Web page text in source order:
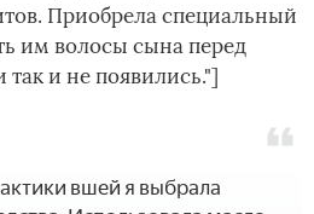
Приобрела специальный
им волосы сына перед
и не появились."]
вшей я выбрала